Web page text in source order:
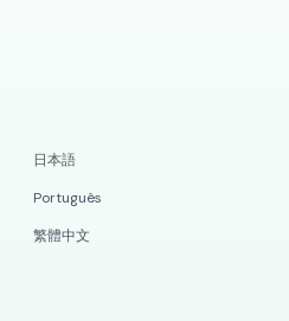
日本語
Português
繁體中文